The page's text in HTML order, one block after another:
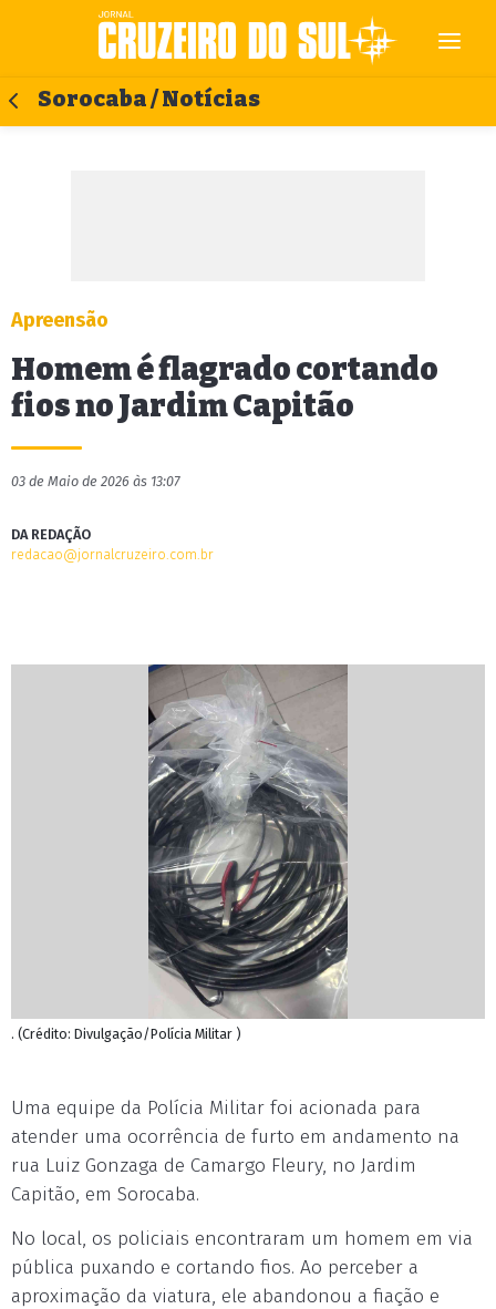
Sorocaba / Notícias
Apreensão
Homem é flagrado cortando
fios no Jardim Capitão
03 de Maio de 2026 às 13:07
DA REDAÇÃO
redacao@jornalcruzeiro.com.br
. (Crédito: Divulgação/Polícia Militar )
Uma equipe da Polícia Militar foi acionada para
atender uma ocorrência de furto em andamento na
rua Luiz Gonzaga de Camargo Fleury, no Jardim
Capitão, em Sorocaba.
No local, os policiais encontraram um homem em via
pública puxando e cortando fios. Ao perceber a
aproximação da viatura, ele abandonou a fiação e